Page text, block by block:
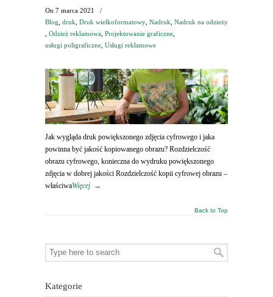
On 7 marca 2021
/
Blog druk Druk wielkoformatowy Nadruk Nadruk na odzieży
Odzież reklamowa Projektowanie graficzne
usługi poligraficzne Usługi reklamowe
Jak wygląda druk powiększonego zdjęcia cyfrowego i jaka
powinna być jakość kopiowanego obrazu? Rozdzielczość
obrazu cyfrowego, konieczna do wydruku powiększonego
zdjęcia w dobrej jakości Rozdzielczość kopii cyfrowej obrazu –
właściwaWięcej →
Back to Top
Kategorie